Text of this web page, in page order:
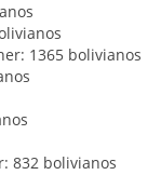
1365 bolivianos
832 bolivianos